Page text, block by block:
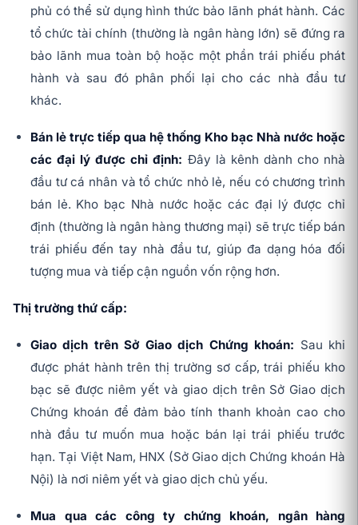
phủ có thể sử dụng hình thức bảo lãnh phát hành. Các
tổ chức tài chính (thường là ngân hàng lớn) sẽ đứng ra
bảo lãnh mua toàn bộ hoặc một phần trái phiếu phát
hành và sau đó phân phối lại cho các nhà đầu tư
khác.
Bán lẻ trực tiếp qua hệ thống Kho bạc Nhà nước hoặc
các đại lý được chỉ định: Đây là kênh dành cho nhà
đầu tư cá nhân và tổ chức nhỏ lẻ, nếu có chương trình
bán lẻ. Kho bạc Nhà nước hoặc các đại lý được chỉ
định (thường là ngân hàng thương mại) sẽ trực tiếp bán
trái phiếu đến tay nhà đầu tư, giúp đa dạng hóa đối
tượng mua và tiếp cận nguồn vốn rộng hơn.
Thị trường thứ cấp:
Giao dịch trên Sở Giao dịch Chứng khoán: Sau khi
được phát hành trên thị trường sơ cấp, trái phiếu kho
bạc sẽ được niêm yết và giao dịch trên Sở Giao dịch
Chứng khoán để đảm bảo tính thanh khoản cao cho
nhà đầu tư muốn mua hoặc bán lại trái phiếu trước
hạn. Tại Việt Nam, HNX (Sở Giao dịch Chứng khoán Hà
Nội) là nơi niêm yết và giao dịch chủ yếu.
Mua qua các công ty chứng khoán, ngân hàng